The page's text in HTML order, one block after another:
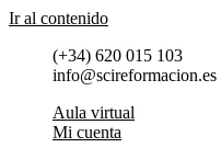
Ir al contenido
(+34) 620 015 103
info@scireformacion.es
Aula virtual
Mi cuenta